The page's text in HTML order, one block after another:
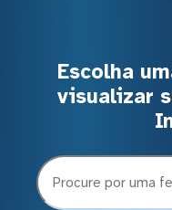
Escolha
visualizar